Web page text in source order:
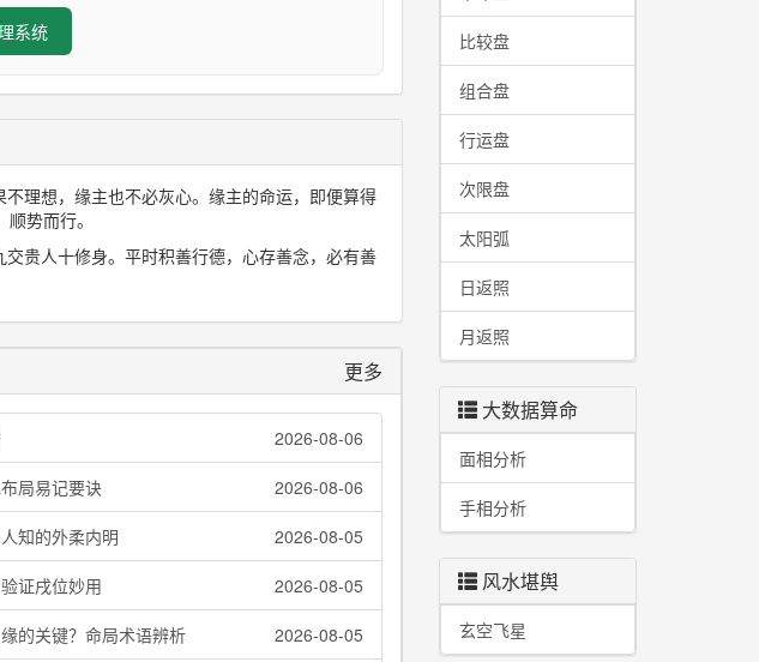
系统
理想，缘主也不必灰心。缘主的命运，即便算得
势而行。
贵人十修身。平时积善行德，心存善念，必有善
更多
2026-08-06
局易记要诀 2026-08-06
知的外柔内明 2026-08-05
证戌位妙用 2026-08-05
的关键？命局术语辨析 2026-08-05
比较盘
组合盘
行运盘
次限盘
太阳弧
日返照
月返照
大数据算命
面相分析
手相分析
风水堪舆
玄空飞星